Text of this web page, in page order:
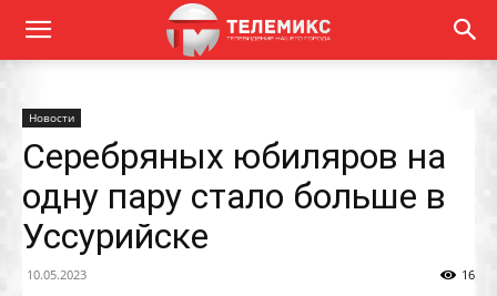
Новости
Серебряных юбиляров на
одну пару стало больше в
Уссурийске
10.05.2023 16